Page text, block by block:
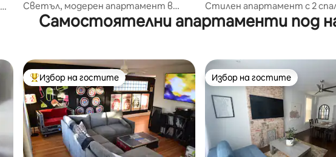
Светъл, модерен апартамент в
сграда от сив камък
Стилен апартамент с 2
Уикър Парк
Самостоятелни апартаменти под
Най-популярен избор на гостите
Избор на гостите Избор на гостите
Избор на гостите